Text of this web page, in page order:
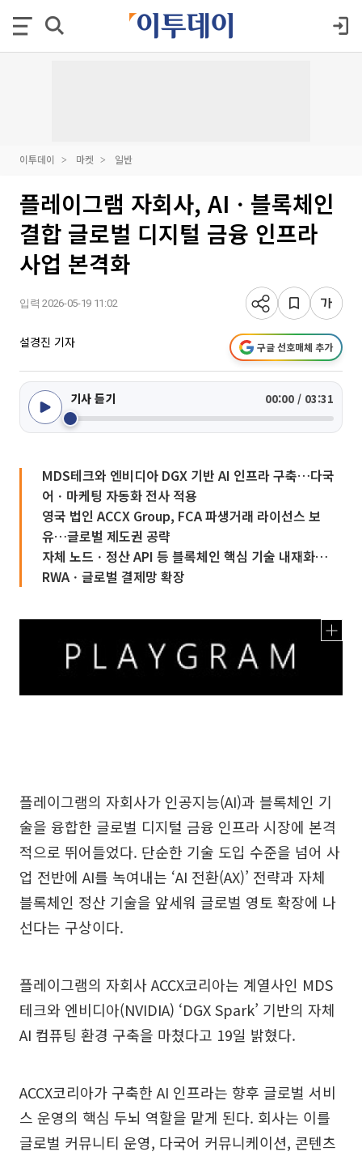
이투데이 마켓 일반
플레이그램 자회사, AIㆍ블록체인
결합 글로벌 디지털 금융 인프라
사업 본격화
입력 2026-05-19 11:02
설경진 기자 구글 선호매체 추가
기사 듣기 00:00 / 03:31
MDS테크와 엔비디아 DGX 기반 AI 인프라 구축…다국
어ㆍ마케팅 자동화 전사 적용
영국 법인 ACCX Group, FCA 파생거래 라이선스 보
유…글로벌 제도권 공략
자체 노드ㆍ정산 API 등 블록체인 핵심 기술 내재화…
RWAㆍ글로벌 결제망 확장
플레이그램의 자회사가 인공지능(AI)과 블록체인 기
술을 융합한 글로벌 디지털 금융 인프라 시장에 본격
적으로 뛰어들었다. 단순한 기술 도입 수준을 넘어 사
업 전반에 AI를 녹여내는 ‘AI 전환(AX)’ 전략과 자체
블록체인 정산 기술을 앞세워 글로벌 영토 확장에 나
선다는 구상이다.
플레이그램의 자회사 ACCX코리아는 계열사인 MDS
테크와 엔비디아(NVIDIA) ‘DGX Spark’ 기반의 자체
AI 컴퓨팅 환경 구축을 마쳤다고 19일 밝혔다.
ACCX코리아가 구축한 AI 인프라는 향후 글로벌 서비
스 운영의 핵심 두뇌 역할을 맡게 된다. 회사는 이를
글로벌 커뮤니티 운영, 다국어 커뮤니케이션, 콘텐츠